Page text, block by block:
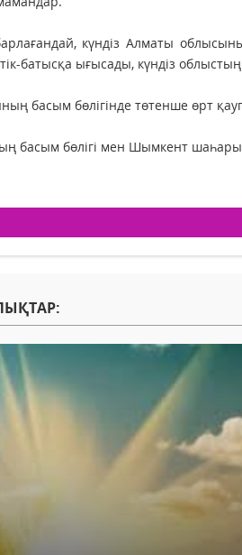
күндіз Алматы
батысқа ығысады, күндіз
басым бөлігінде төтенше өрт
басым бөлігі мен Шымкент